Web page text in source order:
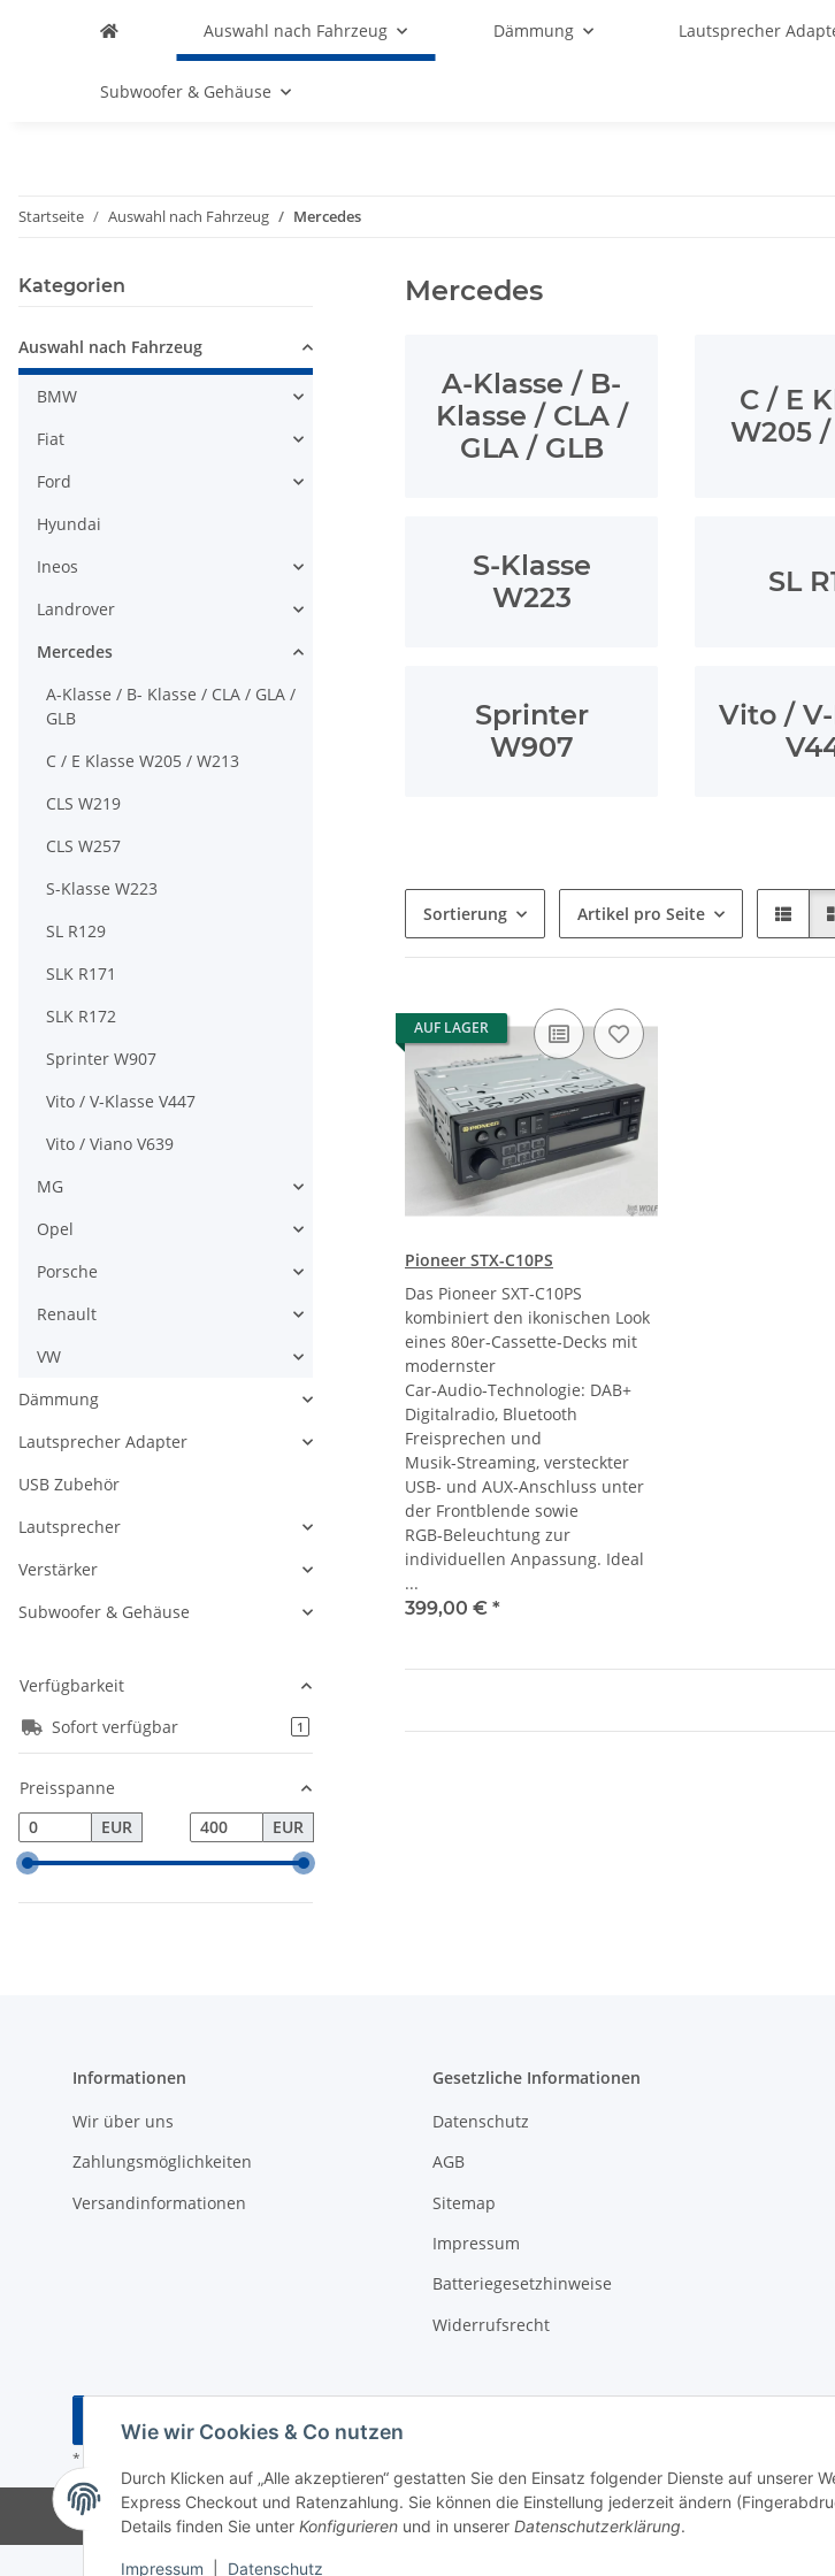
Wie wir Cookies & Co nutzen
Durch Klicken auf „Alle akzeptieren“ gestatten Sie den Einsatz folgender Dienste auf unserer
Express Checkout und Ratenzahlung. Sie können die Einstellung jederzeit ändern
Details finden Sie unter Konfigurieren und in unserer Datenschutzerklärung.
Impressum Datenschutz
Auswahl nach Fahrzeug Dämmung Lautsprecher
Subwoofer & Gehäuse
Startseite Auswahl nach Fahrzeug Mercedes
Mercedes
A-Klasse / B-
Klasse / CLA /
GLA / GLB
C / E
W205 /
S-Klasse
W223
SL
Sprinter
W907
Vito /
Sortierung Artikel pro Seite
AUF LAGER
Pioneer STX-C10PS
Das Pioneer SXT‑C10PS
kombiniert den ikonischen Look
eines 80er‑Cassette‑Decks mit
modernster
Car‑Audio‑Technologie: DAB+
Digitalradio, Bluetooth
Freisprechen und
Musik‑Streaming, versteckter
USB‑ und AUX‑Anschluss unter
der Frontblende sowie
RGB‑Beleuchtung zur
individuellen Anpassung. Ideal
...
399,00 € *
Kategorien
Auswahl nach Fahrzeug
BMW
Fiat
Ford
Hyundai
Ineos
Landrover
Mercedes
A-Klasse / B- Klasse / CLA / GLA /
GLB
C / E Klasse W205 / W213
CLS W219
CLS W257
S-Klasse W223
SL R129
SLK R171
SLK R172
Sprinter W907
Vito / V-Klasse V447
Vito / Viano V639
MG
Opel
Porsche
Renault
VW
Dämmung
Lautsprecher Adapter
USB Zubehör
Lautsprecher
Verstärker
Subwoofer & Gehäuse
Verfügbarkeit
Sofort verfügbar
1Artikel gefunden
Preisspanne
EUR
EUR
Informationen
Wir über uns
Zahlungsmöglichkeiten
Versandinformationen
Gesetzliche Informationen
Datenschutz
AGB
Sitemap
Impressum
Batteriegesetzhinweise
Widerrufsrecht
Vertrag widerrufen
* Alle Preise inkl. gesetzlicher USt., zzgl.